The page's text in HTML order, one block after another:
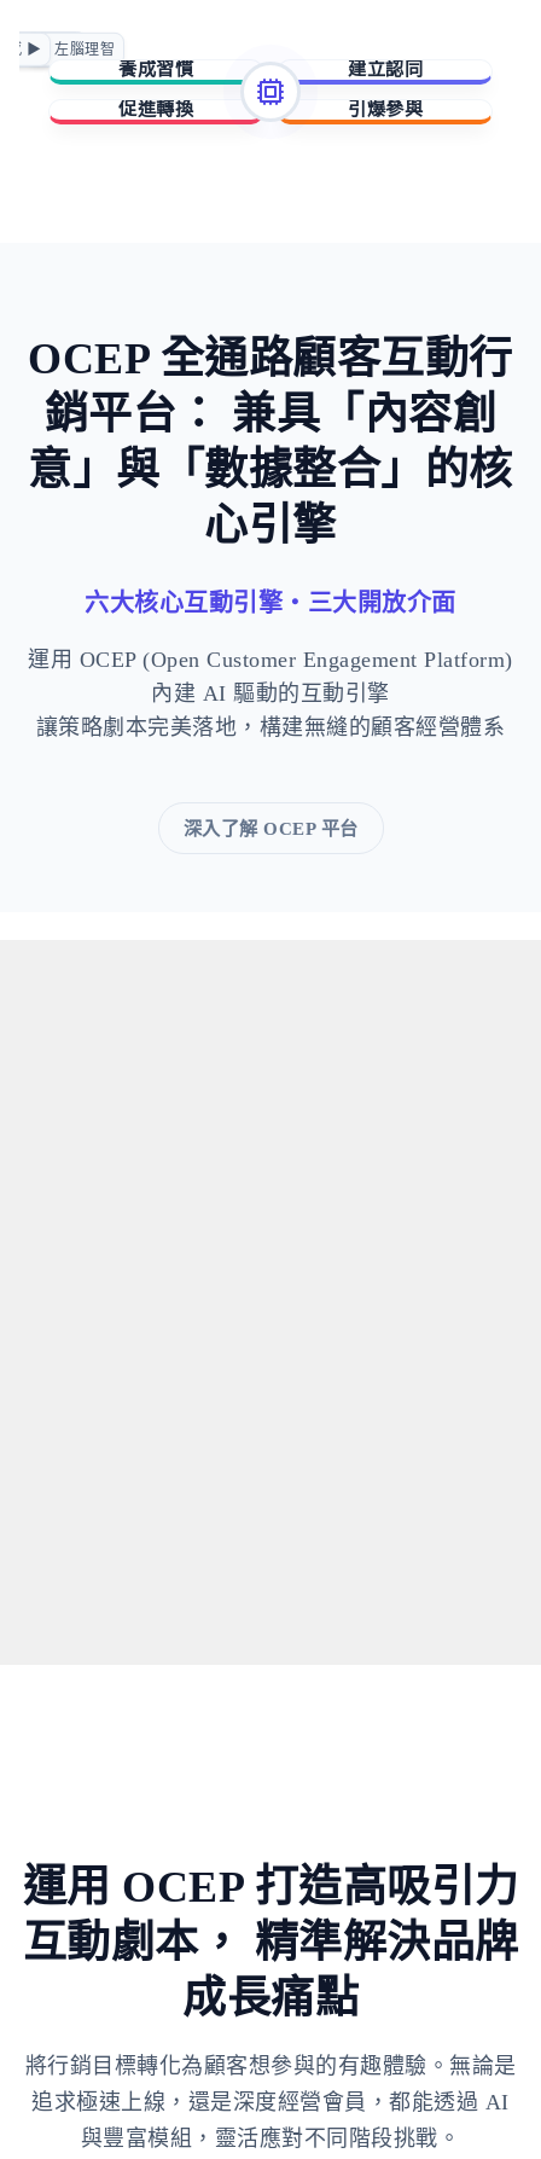
正向賦能
急迫驅動
◀ 左腦理智
感 ▶
養成習慣
擁有與成就
建立認同
歸屬與賦能
促進轉換 引爆參與
OCEP 全通路顧客互動行
銷平台： 兼具「內容創
意」與「數據整合」的核
心引擎
六大核心互動引擎・三大開放介面
運用 OCEP (Open Customer Engagement Platform)
內建 AI 驅動的互動引擎
讓策略劇本完美落地，構建無縫的顧客經營體系
深入了解 OCEP 平台
運用 OCEP 打造高吸引力
互動劇本， 精準解決品牌
成長痛點
將行銷目標轉化為顧客想參與的有趣體驗。無論是
追求極速上線，還是深度經營會員，都能透過 AI
與豐富模組，靈活應對不同階段挑戰。